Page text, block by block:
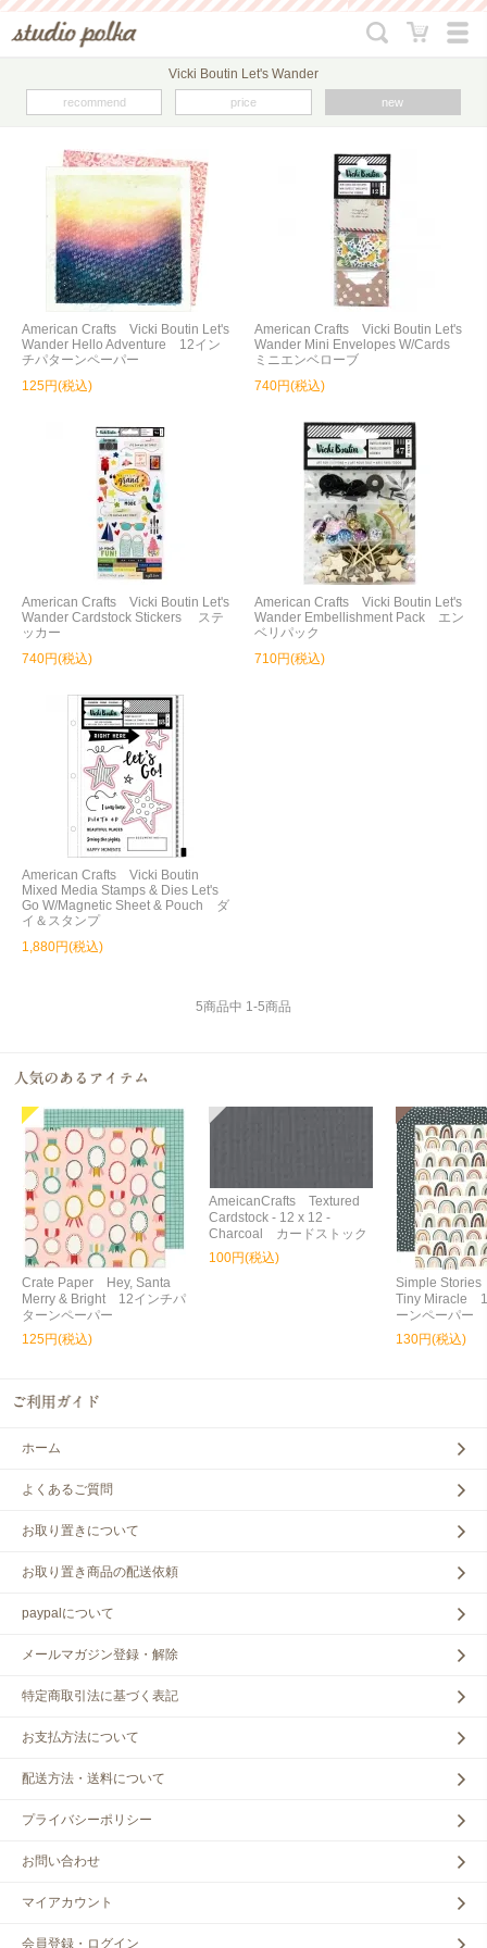
Vicki Boutin Let's Wander
recommend price new
American Crafts Vicki Boutin Let's
Wander Hello Adventure 12イン
チパターンペーパー
125円(税込)
American Crafts Vicki Boutin Let's
Wander Mini Envelopes W/Cards
ミニエンベローブ
740円(税込)
American Crafts Vicki Boutin Let's
Wander Cardstock Stickers ステ
ッカー
740円(税込)
American Crafts Vicki Boutin Let's
Wander Embellishment Pack エン
ベリパック
710円(税込)
American Crafts Vicki Boutin
Mixed Media Stamps & Dies Let's
Go W/Magnetic Sheet & Pouch ダ
イ＆スタンプ
1,880円(税込)
5商品中 1-5商品
Crate Paper Hey, Santa
Merry & Bright 12インチパ
ターンペーパー
125円(税込)
AmeicanCrafts Textured
Cardstock - 12 x 12 -
Charcoal カードストック
100円(税込)
Simple
Tiny Miracle
ーンペーパー
130円(税込)
ホーム
よくあるご質問
お取り置きについて
お取り置き商品の配送依頼
paypalについて
メールマガジン登録・解除
特定商取引法に基づく表記
お支払方法について
配送方法・送料について
プライバシーポリシー
お問い合わせ
マイアカウント
会員登録・ログイン